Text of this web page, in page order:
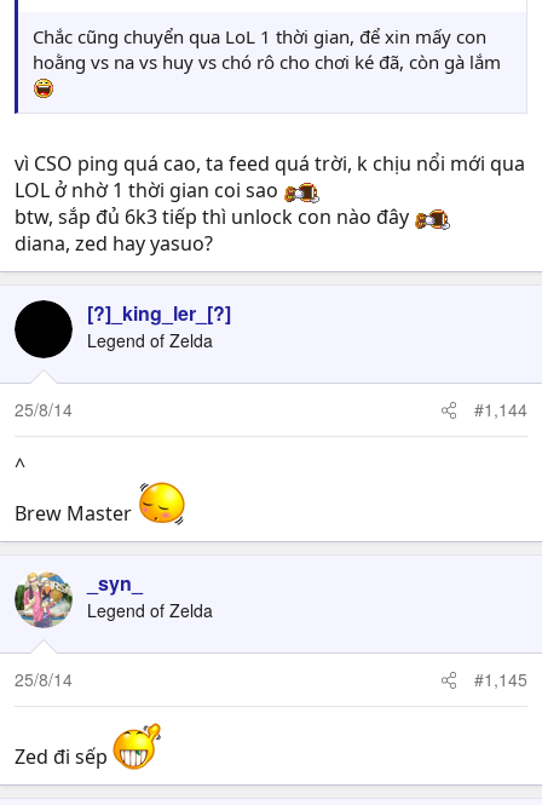
Chắc cũng chuyển qua LoL 1 thời gian, để xin mấy con
hoằng vs na vs huy vs chó rô cho chơi ké đã, còn gà lắm
vì CSO ping quá cao, ta feed quá trời, k chịu nổi mới qua
LOL ở nhờ 1 thời gian coi sao
btw, sắp đủ 6k3 tiếp thì unlock con nào đây
diana, zed hay yasuo?
[?]_king_ler_[?]
Legend of Zelda
25/8/14 #1,144
^
Brew Master
_syn_
Legend of Zelda
25/8/14 #1,145
Zed đi sếp